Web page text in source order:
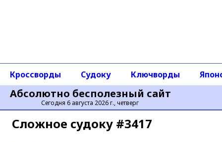
Абсолютно бесполезный сайт
Сегодня 6 августа 2026 г., четверг
Кроссворды Судоку Ключворды
Сложное cудоку #3417